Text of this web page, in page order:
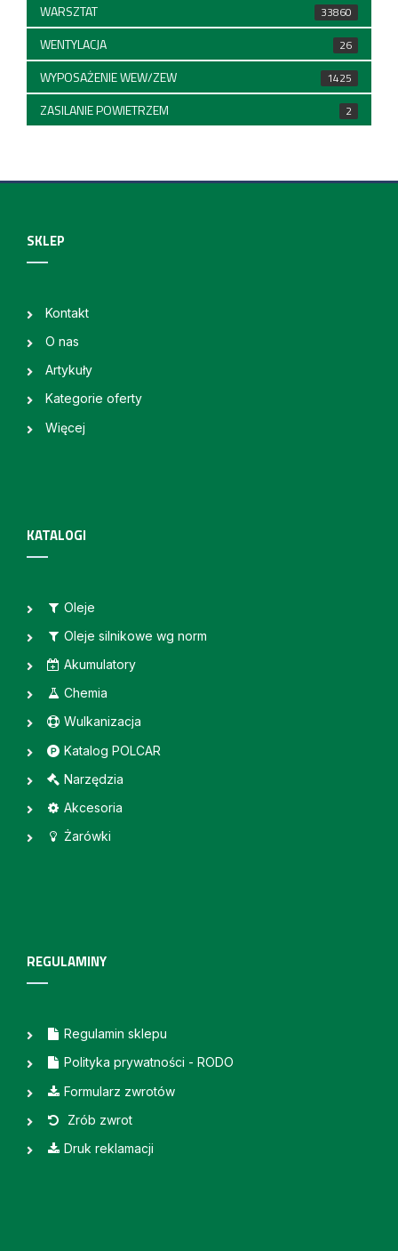
WARSZTAT 33860
WENTYLACJA 26
WYPOSAŻENIE WEW/ZEW 1425
ZASILANIE POWIETRZEM 2
SKLEP
Kontakt
O nas
Artykuły
Kategorie oferty
Więcej
KATALOGI
Oleje
Oleje silnikowe wg norm
Akumulatory
Chemia
Wulkanizacja
Katalog POLCAR
Narzędzia
Akcesoria
Żarówki
REGULAMINY
Regulamin sklepu
Polityka prywatności - RODO
Formularz zwrotów
Zrób zwrot
Druk reklamacji